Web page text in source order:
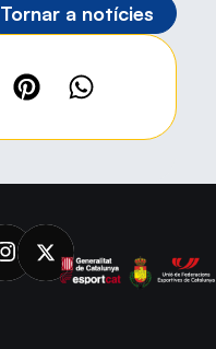
Tornar a notícies